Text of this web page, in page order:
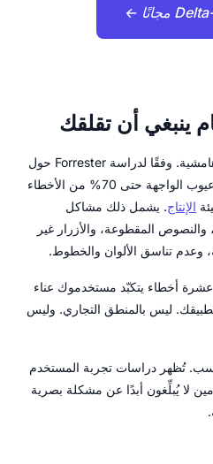
ينبغي أن تقلقك
الأخطاء البصرية ليست مشكلة هامشية. وفقًا لدراسة Forrester حول
تجربة المستخدم الرقمية، تمثل عيوب الواجهة حتى 70% من الأخطاء
الإنتاج. يشمل ذلك مشاكل
والنصوص المقطوعة، والأزرار غير
وعدم تناسق الألوان والخطوط.
أخطاء يتكبّد مستخدموك عناء
تطبيقك. ليس بالمنطق التجاري. وليس
تُظهر دراسات تجربة المستخدم
لا يُبلِّغون أبدًا عن مشكلة بصرية